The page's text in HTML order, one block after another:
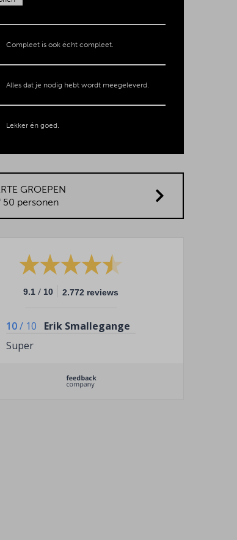
Compleet is ook écht compleet.
Alles dat je nodig hebt wordt meegeleverd.
Lekker én goed.
GROEPEN
50 personen
9.1 / 10 2.772 reviews
10/ 10
Erik Smallegange
Super